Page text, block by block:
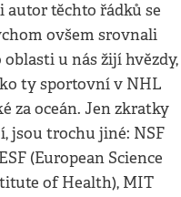
autor těchto řádků se
ovšem srovnali
u nás žijí hvězdy,
ty sportovní v NHL
za oceán. Jen zkratky
jsou trochu jiné: NSF
(European Science
of Health), MIT